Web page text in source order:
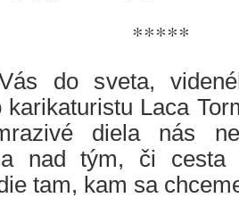
*****
do sveta,
karikaturistu Laca
diela nás
nad tým, či cesta
tam, kam sa